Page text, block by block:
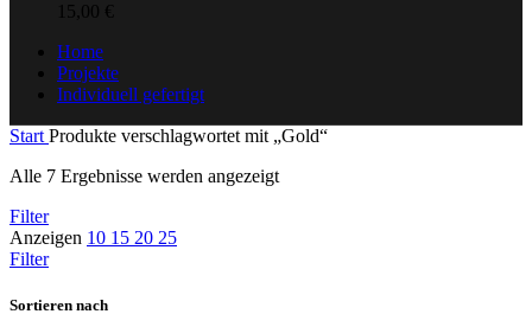
15,00 €
Home
Projekte
Individuell gefertigt
Start Produkte verschlagwortet mit „Gold“
Alle 7 Ergebnisse werden angezeigt
Filter
Anzeigen 10 15 20 25
Filter
Sortieren nach